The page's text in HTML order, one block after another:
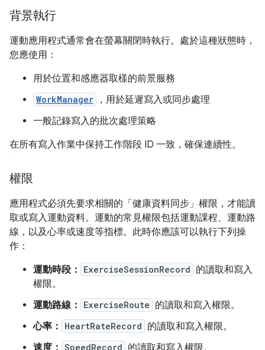
背景執行
運動應用程式通常會在螢幕關閉時執行。處於這種狀態時，
您應使用：
用於位置和感應器取樣的前景服務
WorkManager
，用於延遲寫入或同步處理
一般記錄寫入的批次處理策略
在所有寫入作業中保持工作階段 ID 一致，確保連續性。
權限
應用程式必須先要求相關的「健康資料同步」權限，才能讀
取或寫入運動資料。運動的常見權限包括運動課程、運動路
線，以及心率或速度等指標。此時你應該可以執行下列操
作：
運動時段：
ExerciseSessionRecord 的讀取和寫入
權限。
運動路線：
ExerciseRoute 的讀取和寫入權限。
心率：
HeartRateRecord 的讀取和寫入權限。
速度： SpeedRecord 的讀取和寫入權限。